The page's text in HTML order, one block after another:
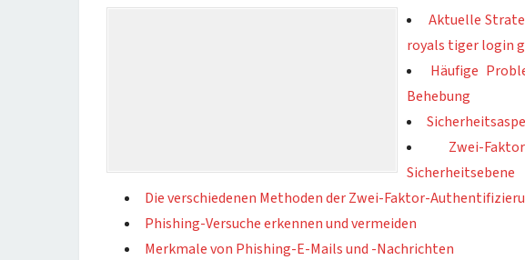
Aktuelle
royals tiger login
Häufige
Behebung
Zwei-
Sicherheitsebene
Die verschiedenen Methoden der Zwei-Faktor-
Phishing-Versuche erkennen und vermeiden
Merkmale von Phishing-E-Mails und -Nachrichten